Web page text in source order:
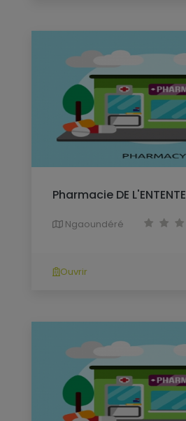
Pharmacie DE L'ENTENTE
Ngaoundéré
Ouvrir